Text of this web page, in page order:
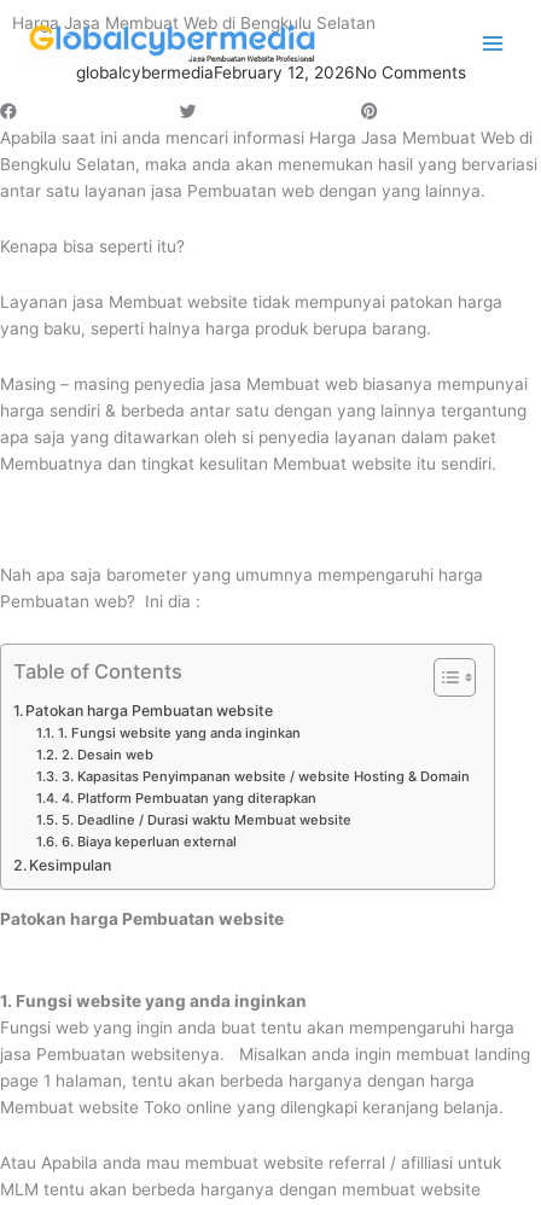
Harga Jasa Membuat Web di Bengkulu Selatan
globalcybermediaFebruary 12, 2026No Comments
Apabila saat ini anda mencari informasi Harga Jasa Membuat Web di
Bengkulu Selatan, maka anda akan menemukan hasil yang bervariasi
antar satu layanan jasa Pembuatan web dengan yang lainnya.
Kenapa bisa seperti itu?
Layanan jasa Membuat website tidak mempunyai patokan harga
yang baku, seperti halnya harga produk berupa barang.
Masing – masing penyedia jasa Membuat web biasanya mempunyai
harga sendiri & berbeda antar satu dengan yang lainnya tergantung
apa saja yang ditawarkan oleh si penyedia layanan dalam paket
Membuatnya dan tingkat kesulitan Membuat website itu sendiri.
Nah apa saja barometer yang umumnya mempengaruhi harga
Pembuatan web? Ini dia :
Table of Contents
Patokan harga Pembuatan website
1. Fungsi website yang anda inginkan
2. Desain web
3. Kapasitas Penyimpanan website / website Hosting & Domain
4. Platform Pembuatan yang diterapkan
5. Deadline / Durasi waktu Membuat website
6. Biaya keperluan external
Kesimpulan
Patokan harga Pembuatan website
1. Fungsi website yang anda inginkan
Fungsi web yang ingin anda buat tentu akan mempengaruhi harga
jasa Pembuatan websitenya. Misalkan anda ingin membuat landing
page 1 halaman, tentu akan berbeda harganya dengan harga
Membuat website Toko online yang dilengkapi keranjang belanja.
Atau Apabila anda mau membuat website referral / afilliasi untuk
MLM tentu akan berbeda harganya dengan membuat website